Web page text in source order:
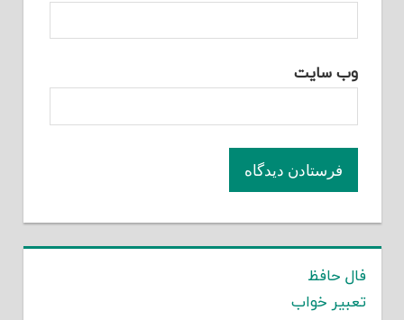
وب‌ سایت
فال حافظ
تعبیر خواب